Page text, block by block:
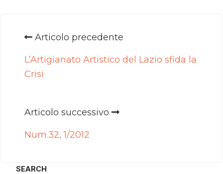
Articolo precedente
L’Artigianato Artistico del Lazio sfida la
Crisi
Articolo successivo
Num.32, 1/2012
SEARCH